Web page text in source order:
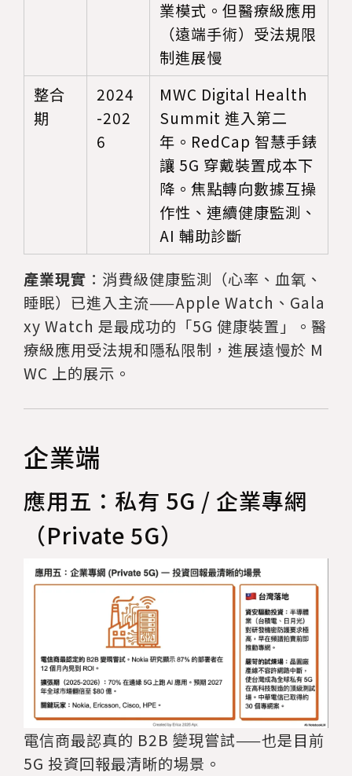
業模式。但醫療級應用
（遠端手術）受法規限
制進展慢
整合
期
2024
-202
6
MWC Digital Health
Summit 進入第二
年。RedCap 智慧手錶
讓 5G 穿戴裝置成本下
降。焦點轉向數據互操
作性、連續健康監測、
AI 輔助診斷
產業現實 ：消費級健康監測（心率、血氧、
睡眠）已進入主流——Apple Watch、Gala
xy Watch 是最成功的「5G 健康裝置」。醫
療級應用受法規和隱私限制，進展遠慢於 M
WC 上的展示。
企業端
應用五：私有 5G / 企業專網
（Private 5G）
電信商最認真的 B2B 變現嘗試——也是目前
5G 投資回報最清晰的場景。